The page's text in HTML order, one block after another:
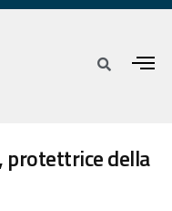
protettrice della